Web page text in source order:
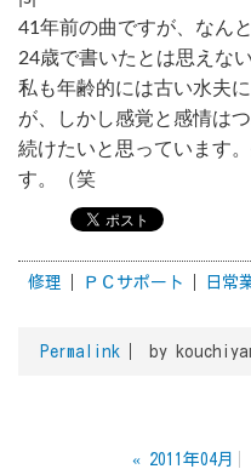
41年前の曲ですが、なん
24歳で書いたとは思えな
私も年齢的には古い水夫
が、しかし感覚と感情は
続けたいと思っています
す。（笑
修理 ＰＣサポート 日常
Permalink by
« 2011年04月